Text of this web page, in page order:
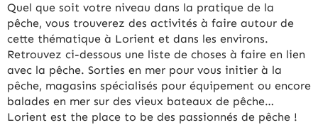
Quel que soit votre niveau dans la pratique de la
pêche, vous trouverez des activités à faire autour de
cette thématique à Lorient et dans les environs.
Retrouvez ci-dessous une liste de choses à faire en lien
avec la pêche. Sorties en mer pour vous initier à la
pêche, magasins spécialisés pour équipement ou encore
balades en mer sur des vieux bateaux de pêche…
Lorient est the place to be des passionnés de pêche !